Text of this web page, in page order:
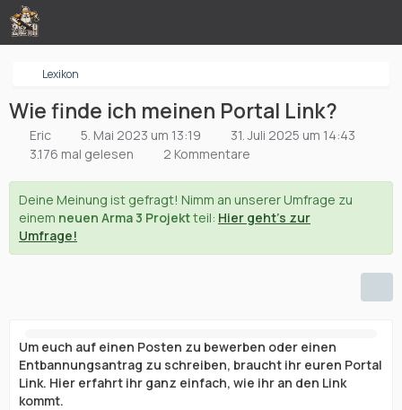
Lexikon
Wie finde ich meinen Portal Link?
Eric 5. Mai 2023 um 13:19
31. Juli 2025 um 14:43
3.176 mal gelesen
2 Kommentare
Deine Meinung ist gefragt! Nimm an unserer Umfrage zu
einem neuen Arma 3 Projektteil: Hier geht's zur
Umfrage!
Um euch auf einen Posten zu bewerben oder einen
Entbannungsantrag zu schreiben, braucht ihr euren Portal
Link. Hier erfahrt ihr ganz einfach, wie ihr an den Link
kommt.